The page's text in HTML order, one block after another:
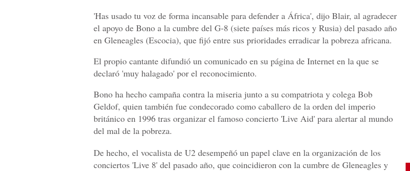
'Has usado tu voz de forma incansable para defender a África', dijo Blair, al agradecer
el apoyo de Bono a la cumbre del G-8 (siete países más ricos y Rusia) del pasado año
en Gleneagles (Escocia), que fijó entre sus prioridades erradicar la pobreza africana.
El propio cantante difundió un comunicado en su página de Internet en la que se
declaró 'muy halagado' por el reconocimiento.
Bono ha hecho campaña contra la miseria junto a su compatriota y colega Bob
Geldof, quien también fue condecorado como caballero de la orden del imperio
británico en 1996 tras organizar el famoso concierto 'Live Aid' para alertar al mundo
del mal de la pobreza.
De hecho, el vocalista de U2 desempeñó un papel clave en la organización de los
conciertos 'Live 8' del pasado año, que coincidieron con la cumbre de Gleneagles y